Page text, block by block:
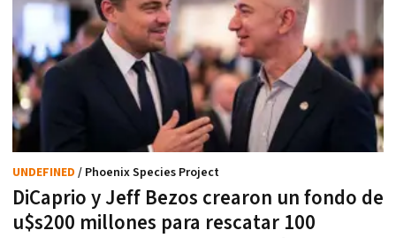
DiCaprio y Jeff Bezos crearon un fondo de
u$s200 millones para rescatar 100
UNDEFINED / Phoenix Species Project